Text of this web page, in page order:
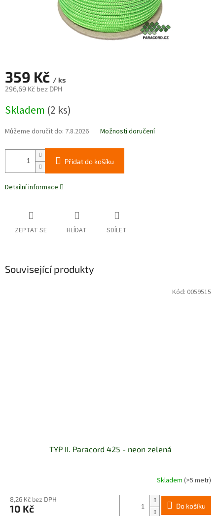
359 Kč / ks
296,69 Kč bez DPH
cena:
Skladem (2 ks)
Můžeme doručit do: 7.8.2026 Možnosti doručení
Přidat do košíku
Detailní informace
ZEPTAT SE HLÍDAT SDÍLET
Související produkty
TYP II. Paracord 425 - neon zelená
Skladem (>5 metr)
8,26 Kč bez DPH
10 Kč Do košíku
Kód: 0059515